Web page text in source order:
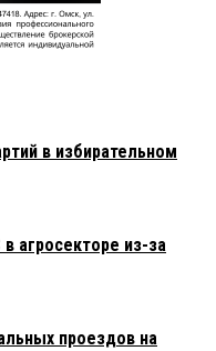
в избирательном
агросекторе из-за
проездов на